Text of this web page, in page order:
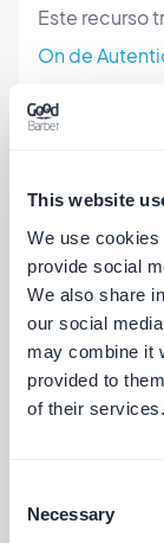
This website
We use
provide social
We also share
our social
may combine it
provided to
of their services.
Selection
Necessary
Este recurso
On de
aproveitar
Para ativar é
Usuários >
Usuário